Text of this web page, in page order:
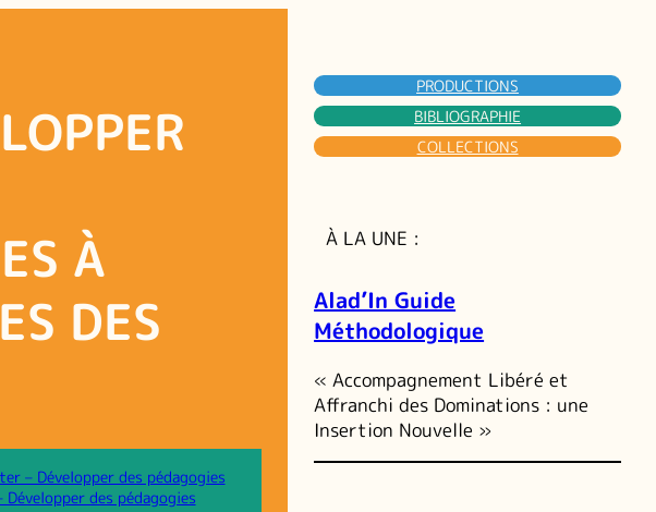
À
DES
– Développer des pédagogies
des pédagogies
PRODUCTIONS
BIBLIOGRAPHIE
COLLECTIONS
À LA UNE :
Alad’In Guide
Méthodologique
« Accompagnement Libéré et
Affranchi des Dominations : une
Insertion Nouvelle »